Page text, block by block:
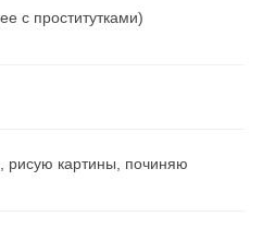
с проститутками)
рисую картины, починяю